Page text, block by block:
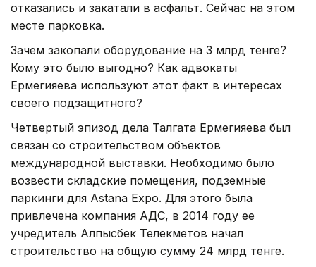
отказались и закатали в асфальт. Сейчас на этом
месте парковка.
Зачем закопали оборудование на 3 млрд тенге?
Кому это было выгодно? Как адвокаты
Ермегияева используют этот факт в интересах
своего подзащитного?
Четвертый эпизод дела Талгата Ермегияева был
связан со строительством объектов
международной выставки. Необходимо было
возвести складские помещения, подземные
паркинги для Аstana Expo. Для этого была
привлечена компания АДС, в 2014 году ее
учредитель Алпысбек Телекметов начал
строительство на общую сумму 24 млрд тенге.